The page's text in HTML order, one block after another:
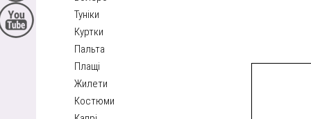
Туніки
Куртки
Пальта
Плащі
Жилети
Костюми